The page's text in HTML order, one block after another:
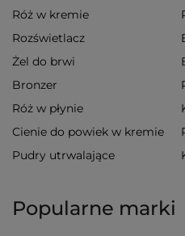
Róż w kremie
Rozświetlacz
Żel do brwi
Bronzer
Róż w płynie
Cienie do powiek w kremie
Pudry utrwalające
Popularne marki